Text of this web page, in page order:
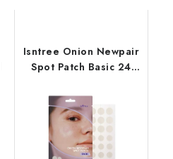
Isntree Onion Newpair
Spot Patch Basic 24